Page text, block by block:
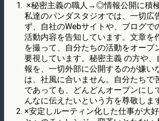
×秘密主義の職人→◎情報公開に積
私達のパンダスタジオでは、一切広
ず、自社のWebサイトや、ブログで
活動内容を告知しています。文章を
を撮って、自分たちの活動をオープ
要視しています。秘密主義 の方や
報を、一切外部に公開するのが嫌い
は、社風に合いません。自分たちで
であっても、どんどんオープンにし
んなに伝えたいという方を尊敬しま
×安定しルーティン化した仕事が大